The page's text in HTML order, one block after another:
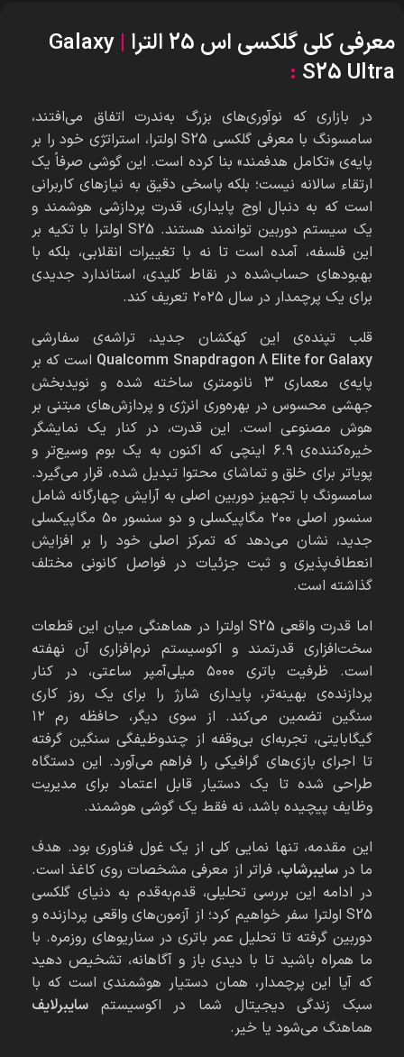
معرفی کلی گلکسی اس 25 الترا |
Galaxy
S25 Ultra
:
در بازاری که نوآوری‌های بزرگ به‌ندرت اتفاق می‌افتند،
سامسونگ با معرفی گلکسی S25 اولترا، استراتژی خود را بر
پایه‌ی «تکامل هدفمند» بنا کرده است. این گوشی صرفاً یک
ارتقاء سالانه نیست؛ بلکه پاسخی دقیق به نیازهای کاربرانی
است که به دنبال اوج پایداری، قدرت پردازشی هوشمند و
یک سیستم دوربین توانمند هستند. S25 اولترا با تکیه بر
این فلسفه، آمده است تا نه با تغییرات انقلابی، بلکه با
بهبودهای حساب‌شده در نقاط کلیدی، استاندارد جدیدی
برای یک پرچمدار در سال ۲۰۲۵ تعریف کند.
قلب تپنده‌ی این کهکشان جدید، تراشه‌ی سفارشی
Qualcomm Snapdragon 8 Elite for Galaxy است که بر
پایه‌ی معماری ۳ نانومتری ساخته شده و نویدبخش
جهشی محسوس در بهره‌وری انرژی و پردازش‌های مبتنی بر
هوش مصنوعی است. این قدرت، در کنار یک نمایشگر
خیره‌کننده‌ی ۶.۹ اینچی که اکنون به یک بوم وسیع‌تر و
پویاتر برای خلق و تماشای محتوا تبدیل شده، قرار می‌گیرد.
سامسونگ با تجهیز دوربین اصلی به آرایش چهارگانه شامل
سنسور اصلی ۲۰۰ مگاپیکسلی و دو سنسور ۵۰ مگاپیکسلی
جدید، نشان می‌دهد که تمرکز اصلی خود را بر افزایش
انعطاف‌پذیری و ثبت جزئیات در فواصل کانونی مختلف
گذاشته است.
اما قدرت واقعی S25 اولترا در هماهنگی میان این قطعات
سخت‌افزاری قدرتمند و اکوسیستم نرم‌افزاری آن نهفته
است. ظرفیت باتری ۵۰۰۰ میلی‌آمپر ساعتی، در کنار
پردازنده‌ی بهینه‌تر، پایداری شارژ را برای یک روز کاری
سنگین تضمین می‌کند. از سوی دیگر، حافظه رم ۱۲
گیگابایتی، تجربه‌ای بی‌وقفه از چندوظیفگی سنگین گرفته
تا اجرای بازی‌های گرافیکی را فراهم می‌آورد. این دستگاه
طراحی شده تا یک دستیار قابل اعتماد برای مدیریت
وظایف پیچیده باشد، نه فقط یک گوشی هوشمند.
این مقدمه، تنها نمایی کلی از یک غول فناوری بود. هدف
ما درسایبرشاپ، فراتر از معرفی مشخصات روی کاغذ است.
در ادامه این بررسی تحلیلی، قدم‌به‌قدم به دنیای گلکسی
S25 اولترا سفر خواهیم کرد؛ از آزمون‌های واقعی پردازنده و
دوربین گرفته تا تحلیل عمر باتری در سناریوهای روزمره. با
ما همراه باشید تا با دیدی باز و آگاهانه، تشخیص دهید
که آیا این پرچمدار، همان دستیار هوشمندی است که با
سبک زندگی دیجیتال شما در اکوسیستم سایبرلایف
هماهنگ می‌شود یا خیر.